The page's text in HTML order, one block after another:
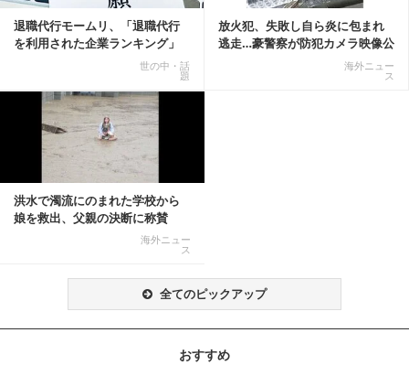
退職代行モームリ、「退職代行
を利用された企業ランキング」
世の中・話
題
放火犯、失敗し自ら炎に包まれ
逃走…豪警察が防犯カメラ映像公
海外ニュー
ス
洪水で濁流にのまれた学校から
娘を救出、父親の決断に称賛
続々 一部では「危険...海外ニュー
ス
全てのピックアップ
おすすめ